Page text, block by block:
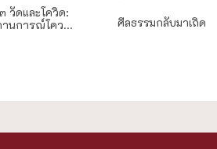
วัดและโควิด:
นการณ์โคว...
ศีลธรรมกลับมาเถิด